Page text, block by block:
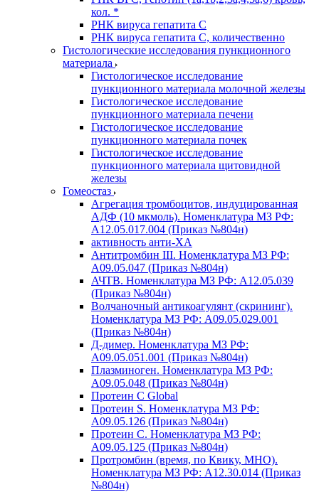
кол. *
РНК вируса гепатита C
РНК вируса гепатита C, количественно
Гистологические исследования пункционного
материала
Гистологическое исследование
пункционного материала молочной железы
Гистологическое исследование
пункционного материала печени
Гистологическое исследование
пункционного материала почек
Гистологическое исследование
пункционного материала щитовидной
железы
Гомеостаз
Агрегация тромбоцитов, индуцированная
АДФ (10 мкмоль). Номенклатура МЗ РФ:
A12.05.017.004 (Приказ №804н)
активность анти-ХА
Антитромбин III. Номенклатура МЗ РФ:
A09.05.047 (Приказ №804н)
АЧТВ. Номенклатура МЗ РФ: A12.05.039
(Приказ №804н)
Волчаночный антикоагулянт (скрининг).
Номенклатура МЗ РФ: A09.05.029.001
(Приказ №804н)
Д-димер. Номенклатура МЗ РФ:
A09.05.051.001 (Приказ №804н)
Плазминоген. Номенклатура МЗ РФ:
A09.05.048 (Приказ №804н)
Протеин C Global
Протеин S. Номенклатура МЗ РФ:
A09.05.126 (Приказ №804н)
Протеин С. Номенклатура МЗ РФ:
A09.05.125 (Приказ №804н)
Протромбин (время, по Квику, МНО).
Номенклатура МЗ РФ: A12.30.014 (Приказ
№804н)